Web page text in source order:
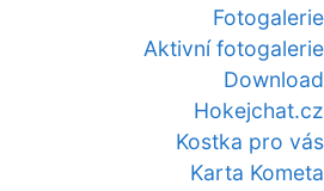
Fotogalerie
Aktivní fotogalerie
Download
Hokejchat.cz
Kostka pro vás
Karta Kometa